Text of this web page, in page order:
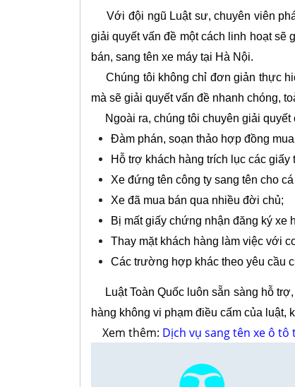
Với đội ngũ Luật sư, chuyên viên
giải quyết vấn đề một cách linh hoạt sẽ
bán, sang tên xe máy tại Hà Nội.
Chúng tôi không chỉ đơn giản thực
mà sẽ giải quyết vấn đề nhanh chóng,
Ngoài ra, chúng tôi chuyên giải quyết
Đàm phán, soạn thảo hợp đồng
Hỗ trợ khách hàng trích lục các
Xe đứng tên công ty sang tên cho
Xe đã mua bán qua nhiều đời chủ;
Bị mất giấy chứng nhận đăng ký xe
Thay mặt khách hàng làm việc với
Các trường hợp khác theo yêu cầu
Luật Toàn Quốc luôn sẵn sàng hỗ trợ,
hàng không vi phạm điều cấm của luật,
Xem thêm: Dịch vụ sang tên xe ô tô